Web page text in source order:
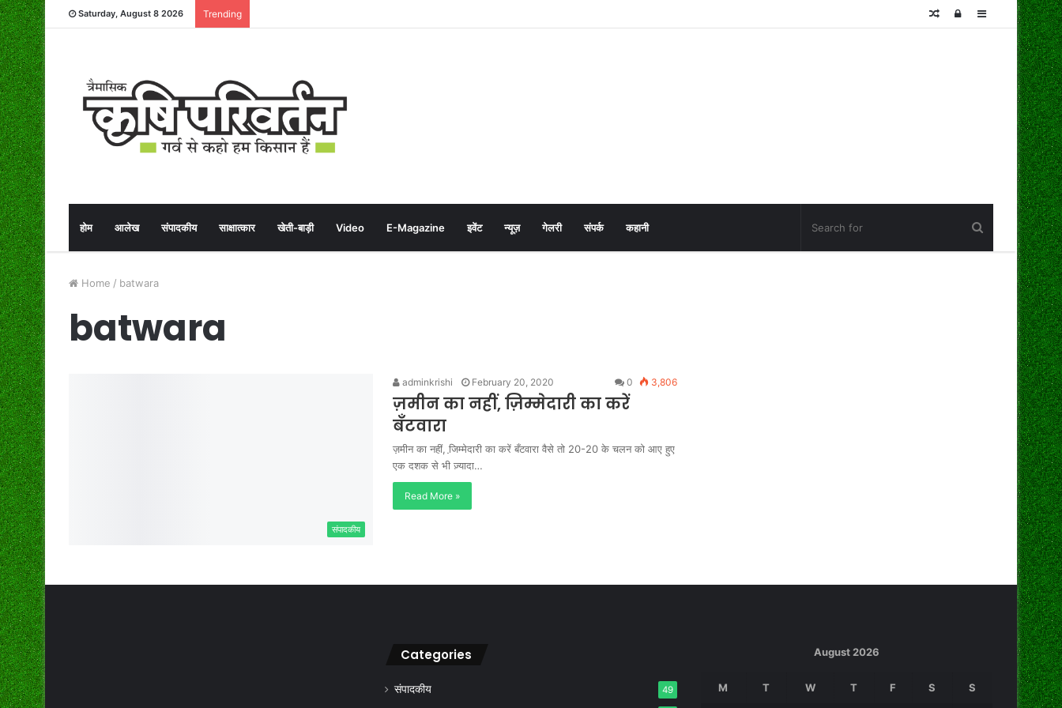
Saturday, August 8 2026 Trending Sidebar
Log
Random
होम आलेख संपादकीय साक्षात्कार खेती-बाड़ी Video E-Magazine इवेंट न्यूज़ गेलरी संपर्क कहानी
Home / batwara
batwara
संपादकीय
adminkrishi February 20, 2020 0 3,806
ज़मीन का नहीं, ज़िम्मेदारी का करें
बँटवारा
ज़मीन का नहीं, जि़म्मेदारी का करें बँटवारा वैसे तो 20-20 के चलन को आए हुए
एक दशक से भी ज़्यादा…
Read More »
Categories
संपादकीय 49
August 2026
M T W T F S S